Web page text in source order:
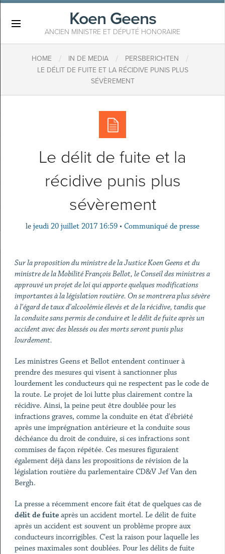
Koen Geens
ANCIEN MINISTRE ET DÉPUTÉ HONORAIRE
HOME / IN DE MEDIA / PERSBERICHTEN /
LE DÉLIT DE FUITE ET LA RÉCIDIVE PUNIS PLUS
SÉVÈREMENT
Le délit de fuite et la
récidive punis plus
sévèrement
le jeudi 20 juillet 2017 16:59 • Communiqué de presse
Sur la proposition du ministre de la Justice Koen Geens et du
ministre de la Mobilité François Bellot, le Conseil des ministres a
approuvé un projet de loi qui apporte quelques modifications
importantes à la législation routière. On se montrera plus sévère
à l'égard de taux d'alcoolémie élevés et de la récidive, tandis que
la conduite sans permis de conduire et le délit de fuite après un
accident avec des blessés ou des morts seront punis plus
lourdement.
Les ministres Geens et Bellot entendent continuer à
prendre des mesures qui visent à sanctionner plus
lourdement les conducteurs qui ne respectent pas le code de
la route. Le projet de loi lutte plus clairement contre la
récidive. Ainsi, la peine peut être doublée pour les
infractions graves, comme la conduite en état d'ébriété
après une imprégnation antérieure et la conduite sous
déchéance du droit de conduire, si ces infractions sont
commises de façon répétée. Ces mesures figuraient
également déjà dans les propositions de révision de la
législation routière du parlementaire CD&V Jef Van den
Bergh.
La presse a récemment encore fait état de quelques cas de
délit de fuiteaprès un accident mortel. Le délit de fuite
après un accident est souvent un problème propre aux
conducteurs incorrigibles. C'est la raison pour laquelle les
peines maximales sont doublées. Pour les délits de fuite